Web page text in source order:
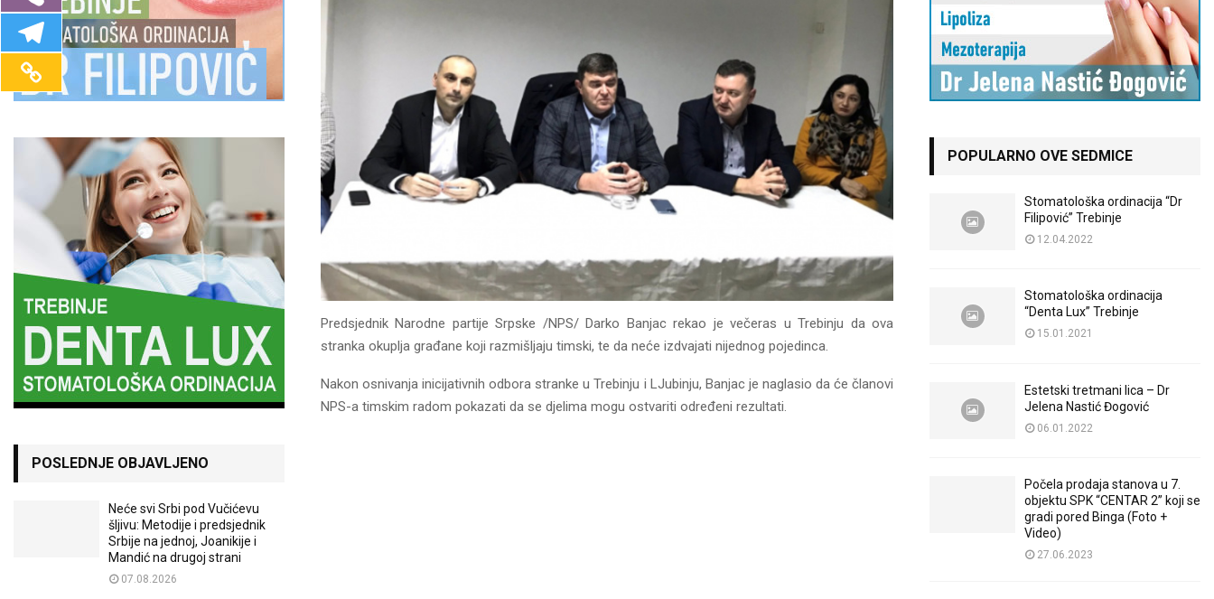
Predsjednik Narodne partije Srpske /NPS/ Darko Banjac rekao je večeras u Trebinju da ova
stranka okuplja građane koji razmišljaju timski, te da neće izdvajati nijednog pojedinca.
Nakon osnivanja inicijativnih odbora stranke u Trebinju i LJubinju, Banjac je naglasio da će članovi
NPS-a timskim radom pokazati da se djelima mogu ostvariti određeni rezultati.
POSLEDNJE OBJAVLJENO
Neće svi Srbi pod Vučićevu
šljivu: Metodije i predsjednik
Srbije na jednoj, Joanikije i
Mandić na drugoj strani
07.08.2026
POPULARNO OVE SEDMICE
Stomatološka ordinacija “Dr
Filipović” Trebinje
12.04.2022
Stomatološka ordinacija
“Denta Lux” Trebinje
15.01.2021
Estetski tretmani lica – Dr
Jelena Nastić Đogović
06.01.2022
Počela prodaja stanova u 7.
objektu SPK “CENTAR 2” koji se
gradi pored Binga (Foto +
Video)
27.06.2023